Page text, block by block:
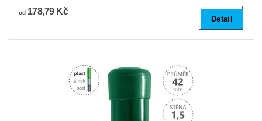
od178,79 Kč
Detail